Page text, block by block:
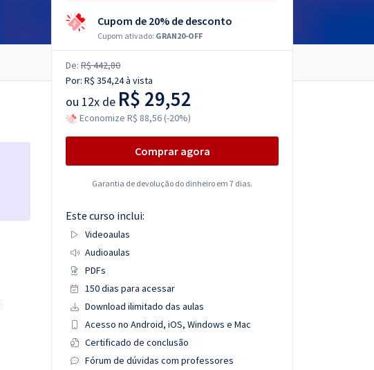
Cupom de 20% de desconto
Cupom ativado: GRAN20-OFF
De: R$ 442,80
Por: R$ 354,24à vista
ou 12x de R$ 29,52
Economize R$ 88,56 (-20%)
Comprar agora
Garantia de devolução do dinheiro em 7 dias.
Este curso inclui:
Videoaulas
Audioaulas
PDFs
150 dias para acessar
Download ilimitado das aulas
Acesso no Android, iOS, Windows e Mac
Certificado de conclusão
Fórum de dúvidas com professores